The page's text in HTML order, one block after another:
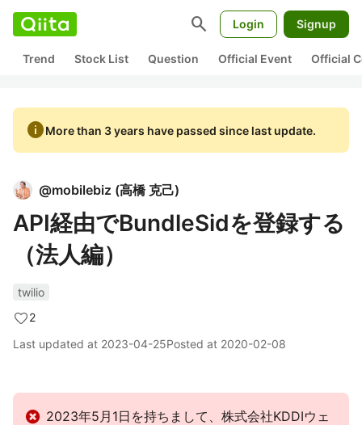
search Login Signup
Trend Stock List Question Official Event Official
infoMore than 3 years have passed since last update.
@mobilebiz (高橋 克己)
API経由でBundleSidを登録する
（法人編）
twilio
2
Last updated at 2023-04-25Posted at 2020-02-08
2023年5月1日を持ちまして、株式会社KDDIウェ